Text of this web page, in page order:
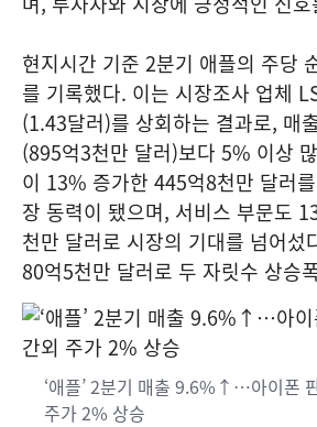
현지시간 기준 2분기 애플의 주당
를 기록했다. 이는 시장조사 업체
(1.43달러)를 상회하는 결과로, 매
(895억3천만 달러)보다 5% 이상
이 13% 증가한 445억8천만 달러
장 동력이 됐으며, 서비스 부문도
천만 달러로 시장의 기대를 넘어섰
80억5천만 달러로 두 자릿수 상승
‘애플’ 2분기 매출 9.6%↑…아이폰
주가 2% 상승